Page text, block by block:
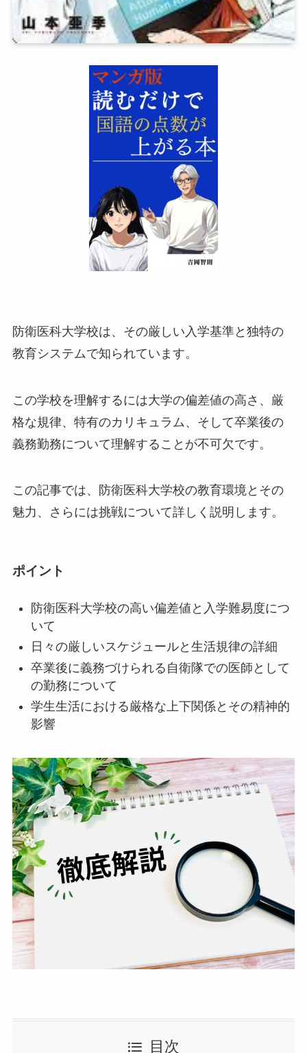
防衛医科大学校は、その厳しい入学基準と独特の
教育システムで知られています。
この学校を理解するには大学の偏差値の高さ、厳
格な規律、特有のカリキュラム、そして卒業後の
義務勤務について理解することが不可欠です。
この記事では、防衛医科大学校の教育環境とその
魅力、さらには挑戦について詳しく説明します。
ポイント
防衛医科大学校の高い偏差値と入学難易度につ
いて
日々の厳しいスケジュールと生活規律の詳細
卒業後に義務づけられる自衛隊での医師として
の勤務について
学生生活における厳格な上下関係とその精神的
影響
目次